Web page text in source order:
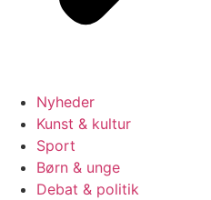
Nyheder
Kunst & kultur
Sport
Børn & unge
Debat & politik